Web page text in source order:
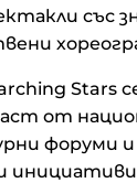
със
Stars
от
форуми и